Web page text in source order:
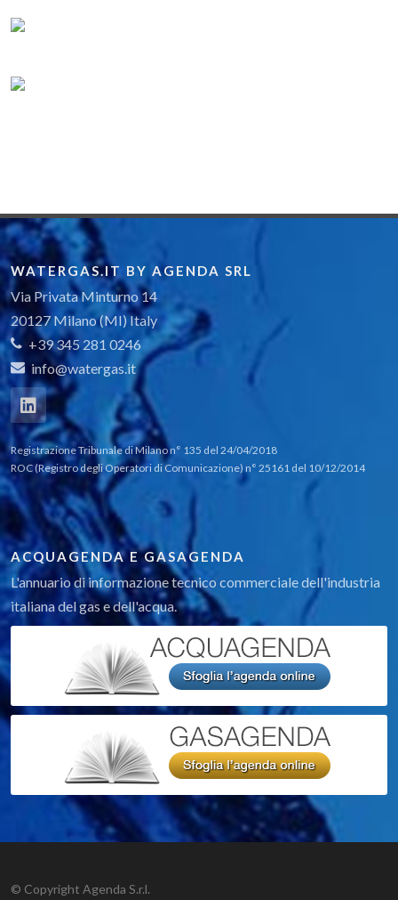
WATERGAS.IT BY AGENDA SRL
Via Privata Minturno 14
20127 Milano (MI) Italy
+39 345 281 0246
info@watergas.it
Registrazione Tribunale di Milano n° 135 del 24/04/2018
ROC (Registro degli Operatori di Comunicazione) n° 25161 del 10/12/2014
ACQUAGENDA E GASAGENDA
L'annuario di informazione tecnico commerciale dell'industria
italiana del gas e dell'acqua.
© Copyright Agenda S.r.l.